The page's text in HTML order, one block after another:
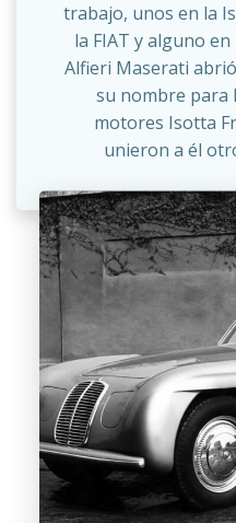
trabajo, unos en la
la FIAT y alguno
Alfieri Maserati
su nombre para
motores Isotta
unieron a él